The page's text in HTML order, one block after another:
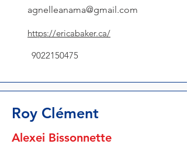
agnelleanama@gmail.com
https://ericabaker.ca/
9022150475
Roy Clément
Alexei Bissonnette